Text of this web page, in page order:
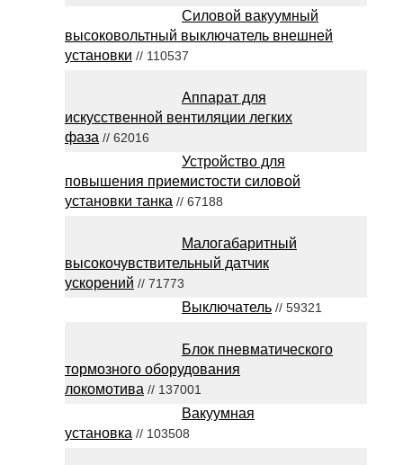
Силовой вакуумный
высоковольтный выключатель внешней
установки // 110537
Аппарат для
искусственной вентиляции легких
фаза // 62016
Устройство для
повышения приемистости силовой
установки танка // 67188
Малогабаритный
высокочувствительный датчик
ускорений // 71773
Выключатель // 59321
Блок пневматического
тормозного оборудования
локомотива // 137001
Вакуумная
установка // 103508